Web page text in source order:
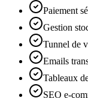
Paiement
Gestion
Tunnel de
Emails
Tableaux
SEO e-